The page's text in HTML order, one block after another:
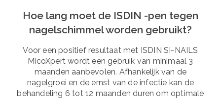
Hoe lang moet de ISDIN -pen tegen
nagelschimmel worden gebruikt?
Voor een positief resultaat met ISDIN SI-NAILS
MicoXpert wordt een gebruik van minimaal 3
maanden aanbevolen. Afhankelijk van de
nagelgroei en de ernst van de infectie kan de
behandeling 6 tot 12 maanden duren om optimale